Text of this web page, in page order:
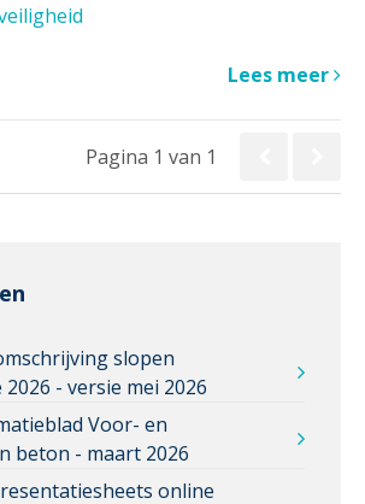
Lees meer
Pagina 1 van 1
slopen
- versie mei 2026
Voor- en
beton - maart 2026
online